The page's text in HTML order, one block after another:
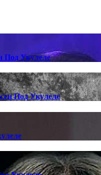
Под Укулеле
Под Укулеле